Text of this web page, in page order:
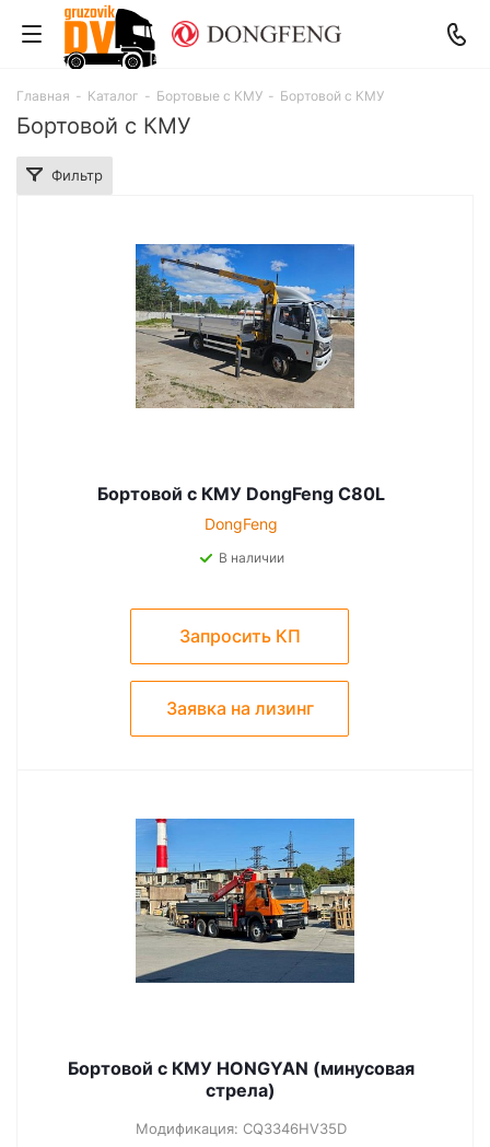
Главная - Каталог - Бортовые с КМУ - Бортовой с КМУ
Бортовой с КМУ
Фильтр
Бортовой с КМУ DongFeng C80L
DongFeng
В наличии
Запросить КП
Заявка на лизинг
Бортовой с КМУ HONGYAN (минусовая
стрела)
Модификация: CQ3346HV35D